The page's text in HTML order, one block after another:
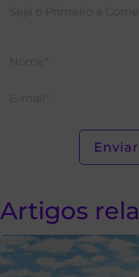
Artigos